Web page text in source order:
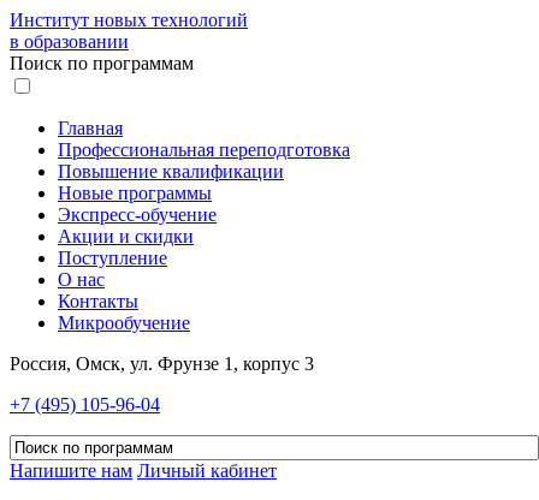
Институт новых технологий
в образовании
Поиск по программам
Главная
Профессиональная переподготовка
Повышение квалификации
Новые программы
Экспресс-обучение
Акции и скидки
Поступление
О нас
Контакты
Микрообучение
Россия, Омск, ул. Фрунзе 1, корпус 3
+7 (495) 105-96-04
Напишите нам Личный кабинет